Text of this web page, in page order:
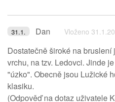
31.1. Dan Vloženo
Dostatečně široké na
vrchu, na tzv. Ledovci. Jinde
"úzko". Obecně jsou Lužické
klasiku.
(Odpověď na dotaz uživatele